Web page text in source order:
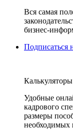
Вся самая
бизнес-
Подписаться
Калькуляторы
Удобные
кадрового
размеры
необходимых